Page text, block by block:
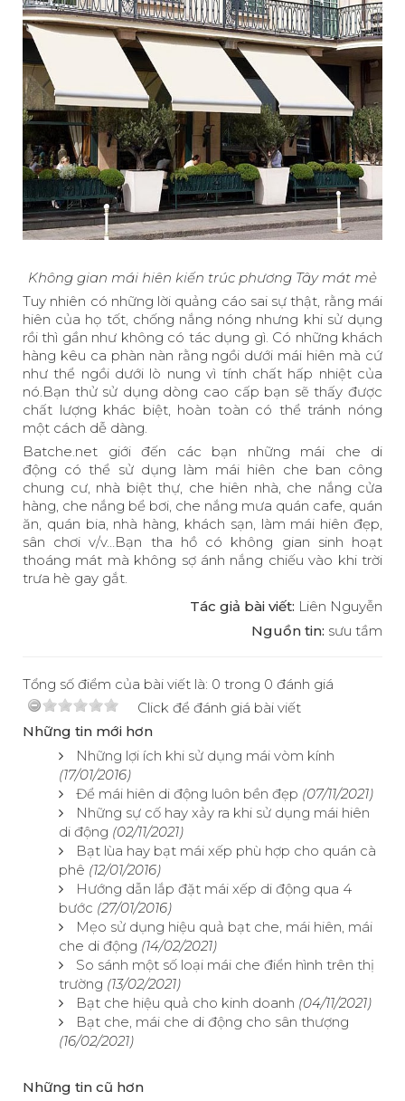
Không gian mái hiên kiến trúc phương Tây mát mẻ
Tuy nhiên có những lời quảng cáo sai sự thật, rằng mái
hiên của họ tốt, chống nắng nóng nhưng khi sử dụng
rồi thì gần như không có tác dụng gì. Có những khách
hàng kêu ca phàn nàn rằng ngồi dưới mái hiên mà cứ
như thể ngồi dưới lò nung vì tính chất hấp nhiệt của
nó.Bạn thử sử dụng dòng cao cấp bạn sẽ thấy được
chất lượng khác biệt, hoàn toàn có thể tránh nóng
một cách dễ dàng.
Batche.net giới đến các bạn những mái che di
động có thể sử dụng làm mái hiên che ban công
chung cư, nhà biệt thự, che hiên nhà, che nắng cửa
hàng, che nắng bể bơi, che nắng mưa quán cafe, quán
ăn, quán bia, nhà hàng, khách sạn, làm mái hiên đẹp,
sân chơi v/v…Bạn tha hồ có không gian sinh hoạt
thoáng mát mà không sợ ánh nắng chiếu vào khi trời
trưa hè gay gắt.
Tác giả bài viết: Liên Nguyễn
Nguồn tin: sưu tầm
Tổng số điểm của bài viết là: 0 trong 0 đánh giá
Click để đánh giá bài viết
Những tin mới hơn
Những lợi ích khi sử dụng mái vòm kính
(17/01/2016)
Để mái hiên di động luôn bền đẹp (07/11/2021)
Những sự cố hay xảy ra khi sử dụng mái hiên
di động (02/11/2021)
Bạt lùa hay bạt mái xếp phù hợp cho quán cà
phê (12/01/2016)
Hướng dẫn lắp đặt mái xếp di động qua 4
bước (27/01/2016)
Mẹo sử dụng hiệu quả bạt che, mái hiên, mái
che di động (14/02/2021)
So sánh một số loại mái che điển hình trên thị
trường (13/02/2021)
Bạt che hiệu quả cho kinh doanh (04/11/2021)
Bạt che, mái che di động cho sân thượng
(16/02/2021)
Những tin cũ hơn